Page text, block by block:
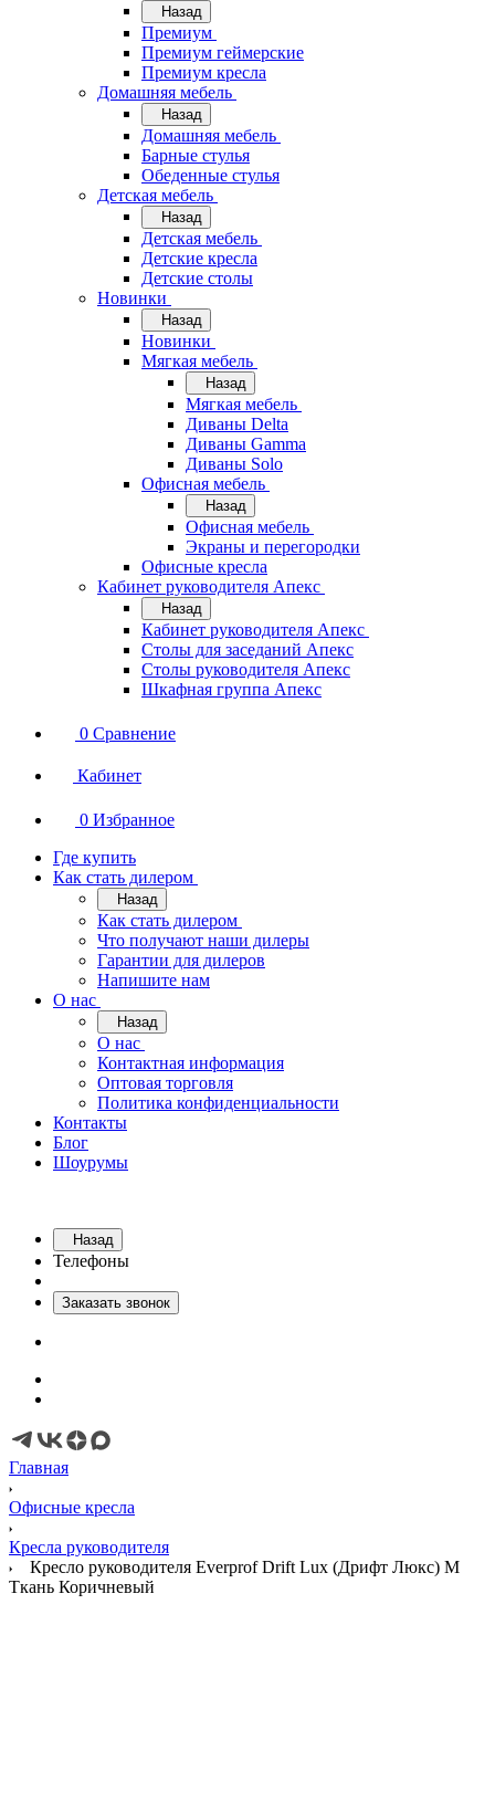
Назад
Премиум
Премиум геймерские
Премиум кресла
Домашняя мебель
Назад
Домашняя мебель
Барные стулья
Обеденные стулья
Детская мебель
Назад
Детская мебель
Детские кресла
Детские столы
Новинки
Назад
Новинки
Мягкая мебель
Назад
Мягкая мебель
Диваны Delta
Диваны Gamma
Диваны Solo
Офисная мебель
Назад
Офисная мебель
Экраны и перегородки
Офисные кресла
Кабинет руководителя Апекс
Назад
Кабинет руководителя Апекс
Столы для заседаний Апекс
Столы руководителя Апекс
Шкафная группа Апекс
0 Сравнение
Кабинет
0 Избранное
Где купить
Как стать дилером
Назад
Как стать дилером
Что получают наши дилеры
Гарантии для дилеров
Напишите нам
О нас
Назад
О нас
Контактная информация
Оптовая торговля
Политика конфиденциальности
Контакты
Блог
Шоурумы
Назад
Телефоны
Заказать звонок
Главная
Офисные кресла
Кресла руководителя
Кресло руководителя Everprof Drift Lux (Дрифт Люкс) M
Ткань Коричневый